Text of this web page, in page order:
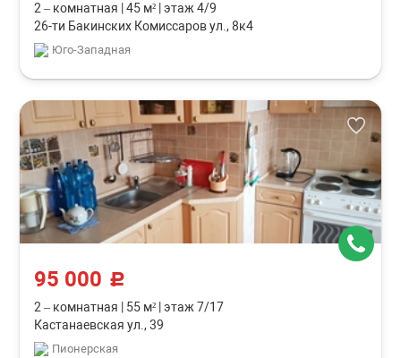
2 – комнатная 45 м² этаж 4/9
26-ти Бакинских Комиссаров ул., 8к4
Юго-Западная
95 000 c
2 – комнатная 55 м² этаж 7/17
Кастанаевская ул., 39
Пионерская